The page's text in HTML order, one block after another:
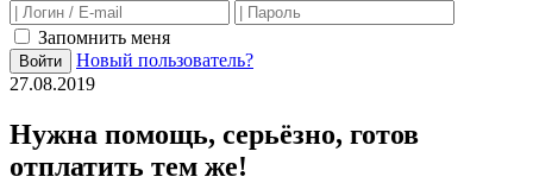
Запомнить меня
Войти
Новый пользователь?
27.08.2019
Нужна помощь, серьёзно, готов
отплатить тем же!